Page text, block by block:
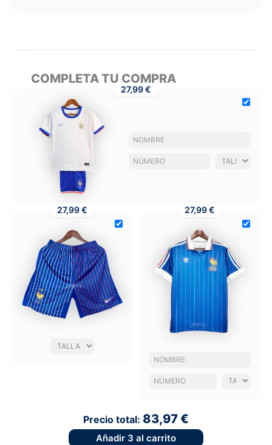
COMPLETA TU COMPRA
27,99 €
27,99 € 27,99 €
Precio total: 83,97 €
Añadir 3 al carrito